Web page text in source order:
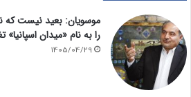
موسویان: بعید نیست که
را به نام «میدان اسپانیا»
1405/04/29